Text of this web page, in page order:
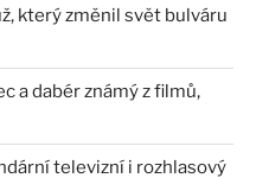
který změnil svět bulváru
a dabér známý z filmů,
televizní i rozhlasový